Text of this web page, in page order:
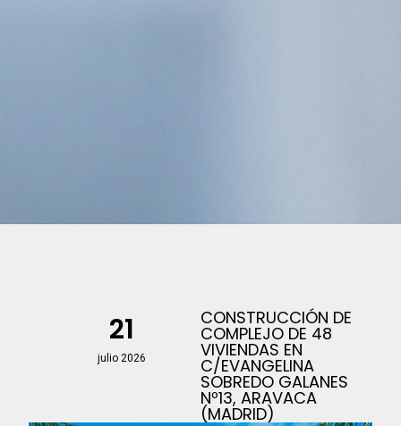
21
julio 2026
CONSTRUCCIÓN DE
COMPLEJO DE 48
VIVIENDAS EN
C/EVANGELINA
SOBREDO GALANES
Nº13, ARAVACA
(MADRID)